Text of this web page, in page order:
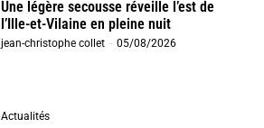
Une légère secousse réveille l’est de
l’Ille-et-Vilaine en pleine nuit
jean-christophe collet - 05/08/2026
Actualités